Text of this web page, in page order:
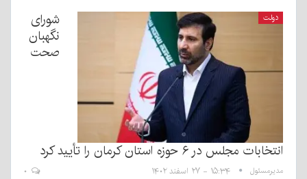
دولت
شورای
نگهبان
صحت
انتخابات مجلس در ۶ حوزه استان کرمان را تأیید کرد
مدیرمسئول ۱۵:۳۴ - ۲۷ اسفند ۱۴۰۲